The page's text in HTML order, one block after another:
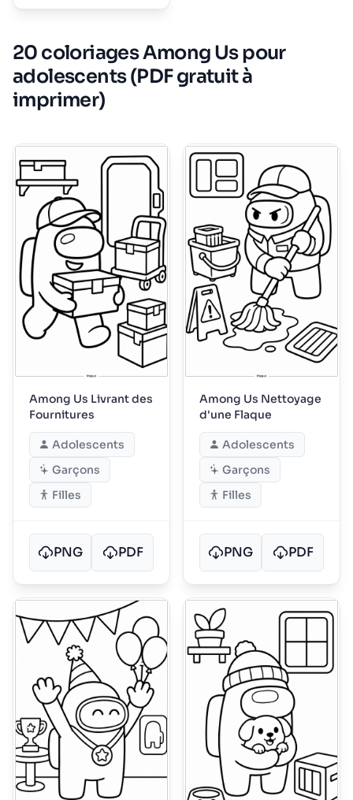
20 coloriages Among Us pour
adolescents (PDF gratuit à
imprimer)
Among Us Livrant des
Fournitures
Adolescents
Garçons
Filles
PNG PDF
Among Us Nettoyage
d'une Flaque
Adolescents
Garçons
Filles
PNG PDF